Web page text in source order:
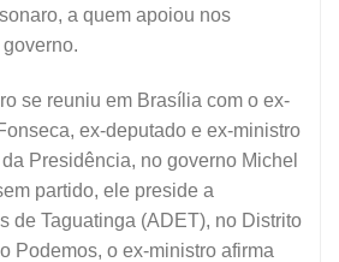
a quem apoiou nos
se reuniu em Brasília com o ex-
ex-deputado e ex-ministro
Presidência, no governo Michel
partido, ele preside a
de Taguatinga (ADET), no Distrito
Podemos, o ex-ministro afirma